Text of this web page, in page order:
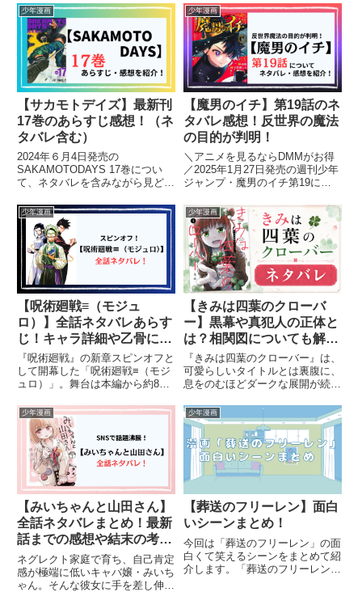
てオススメの方法を紹介します！
レを含みながら見どころやあらす
じ、感想を紹介します。【杖と剣
のウィストリア】を読むのがオス
スメの人はこちら！・別冊少...
少年漫画
【サカモトデイズ】最新刊
17巻のあらすじ感想！（ネ
タバレ含む）
2024年６月4日発売の
SAKAMOTODAYS 17巻につい
て、ネタバレを含みながら見どこ
す。
少年漫画
【魔男のイチ】第19話のネ
タバレ感想！反世界の魔法
の目的が判明！
＼アニメを見るならDMMがお得
／2025年1月27日発売の週刊少年
ジャンプ・魔男のイチ第19につ
ころやあらすじ、感想を紹介しま
す。【魔男のイチ】を読むのがオ
ススメの人はこちら！・王道少年
漫画・魔法ファンタジー系...
少年漫画
【呪術廻戦≡（モジュ
ロ）】全話ネタバレあらす
じ！キャラ詳細や乙骨につ
いても解説！
『呪術廻戦』の新章スピンオフと
して開幕した「呪術廻戦≡（モジ
ュロ）」。舞台は本編から約80
術師の子孫と宇宙から来た謎の存
在が交錯します。第1話から登場
するのは、乙骨家の血を引く兄妹
と、“第三の目”を持つ宇宙人マ...
少年漫画
【きみは四葉のクローバ
ー】黒幕や真犯人の正体と
は？相関図についても解
説！
『きみは四葉のクローバー』は、
可愛らしいタイトルとは裏腹に、
息をのむほどダークな展開が続く
です。いじめで自殺寸前にまで追
い詰められた高校生・宇一の前
に、小学生時代の初恋の相手・よ
つはが突然現れる――。穏やかに
見...
少年漫画
【みいちゃんと山田さん】
全話ネタバレまとめ！最新
話までの感想や結末の考察
も紹介！
ネグレクト家庭で育ち、自己肯定
感が極端に低いキャバ嬢・みいち
ゃん。そんな彼女に手を差し伸べ
少年漫画
【葬送のフリーレン】面白
いシーンまとめ！
今回は「葬送のフリーレン」の面
白くて笑えるシーンをまとめて紹
介します。「葬送のフリーレン」